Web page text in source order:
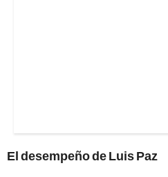
El desempeño de Luis Paz